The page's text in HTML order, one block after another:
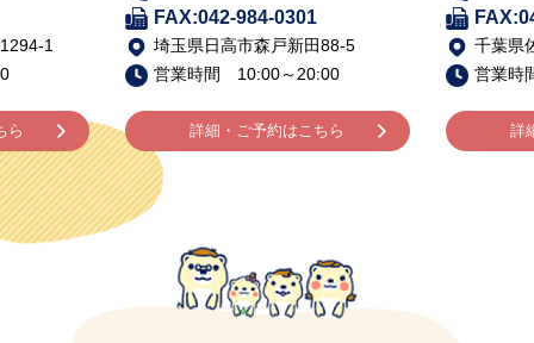
田88-5
こちら
FAX:043-483-5002
千葉県佐倉市寺崎北6-1-1
営業時間 10:00～20:00
詳細・ご予約はこちら
山
営